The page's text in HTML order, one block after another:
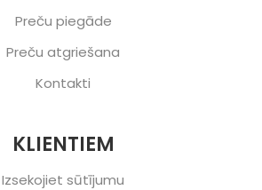
Preču piegāde
Preču atgriešana
Kontakti
KLIENTIEM
Izsekojiet sūtījumu